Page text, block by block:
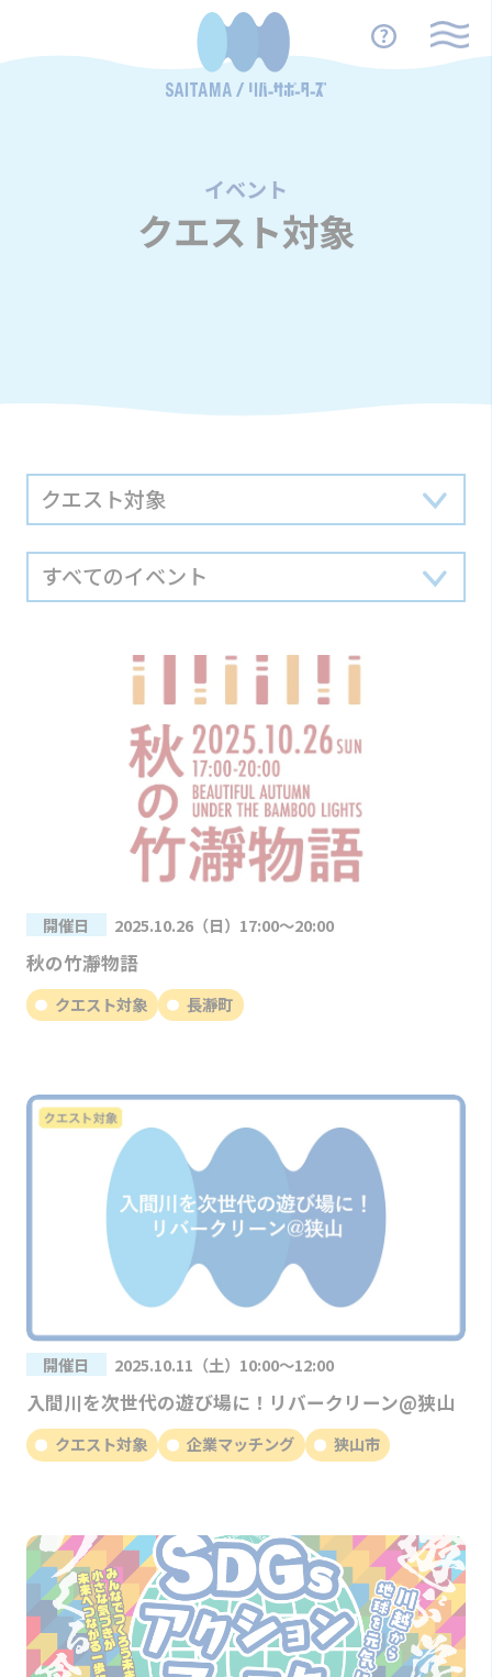
イベント
/
クエスト対象
開催日 2025.10.26（日）17:00～20:00
秋の竹瀞物語
クエスト対象 長瀞町
開催日 2025.10.11（土）10:00～12:00
入間川を次世代の遊び場に！リバークリーン@狭山
クエスト対象 企業マッチング 狭山市